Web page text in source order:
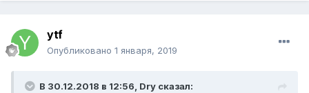
ytf
Опубликовано 1 января, 2019
В 30.12.2018 в 12:56, Dry сказал: